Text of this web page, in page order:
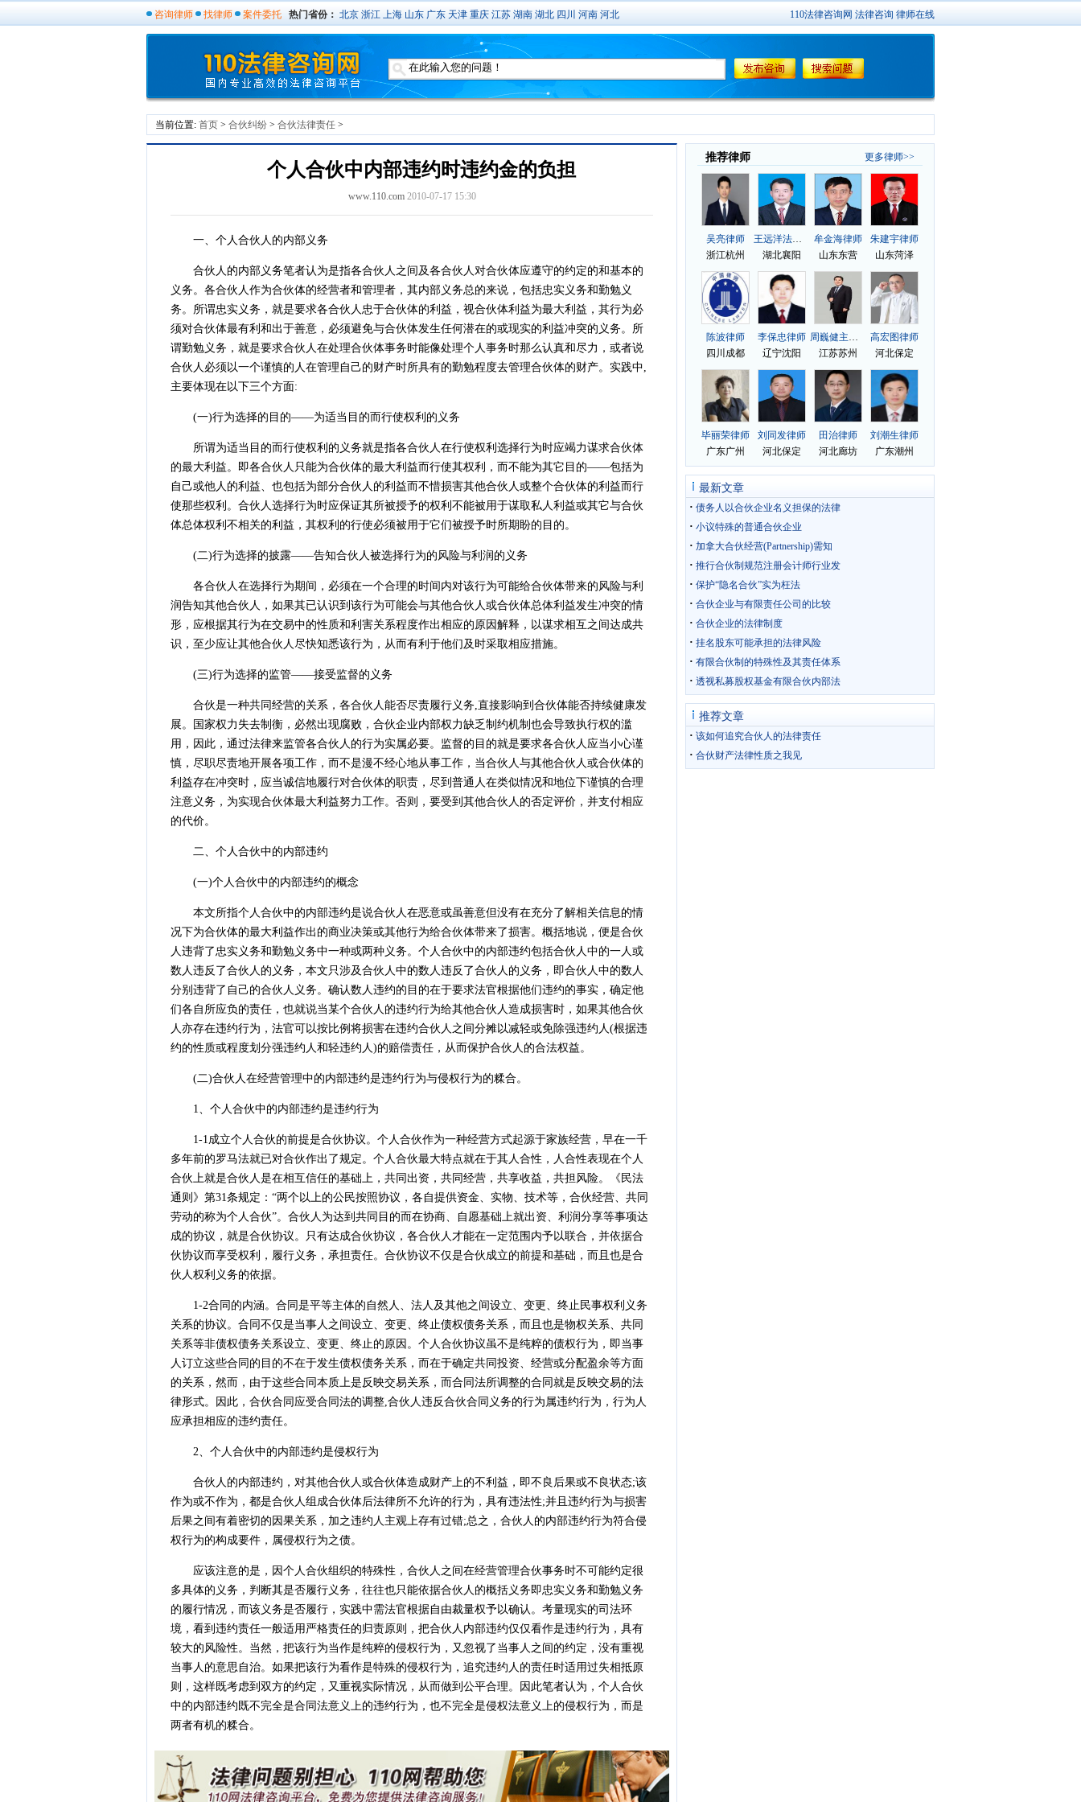
咨询律师 找律师 案件委托 热门省份： 北京 浙江 上海 山东 广东 天津 重庆 江苏 湖南 湖北 四川 河南 河北 110法律咨询网 法律咨询 律师在线
当前位置: 首页 > 合伙纠纷 > 合伙法律责任 >
个人合伙中内部违约时违约金的负担
www.110.com2010-07-17 15:30
一、个人合伙人的内部义务
合伙人的内部义务笔者认为是指各合伙人之间及各合伙人对合伙体应遵守的约定的和基本的
义务。各合伙人作为合伙体的经营者和管理者，其内部义务总的来说，包括忠实义务和勤勉义
务。所谓忠实义务，就是要求各合伙人忠于合伙体的利益，视合伙体利益为最大利益，其行为必
须对合伙体最有利和出于善意，必须避免与合伙体发生任何潜在的或现实的利益冲突的义务。所
谓勤勉义务，就是要求合伙人在处理合伙体事务时能像处理个人事务时那么认真和尽力，或者说
合伙人必须以一个谨慎的人在管理自己的财产时所具有的勤勉程度去管理合伙体的财产。实践中,
主要体现在以下三个方面:
(一)行为选择的目的——为适当目的而行使权利的义务
所谓为适当目的而行使权利的义务就是指各合伙人在行使权利选择行为时应竭力谋求合伙体
的最大利益。即各合伙人只能为合伙体的最大利益而行使其权利，而不能为其它目的——包括为
自己或他人的利益、也包括为部分合伙人的利益而不惜损害其他合伙人或整个合伙体的利益而行
使那些权利。合伙人选择行为时应保证其所被授予的权利不能被用于谋取私人利益或其它与合伙
体总体权利不相关的利益，其权利的行使必须被用于它们被授予时所期盼的目的。
(二)行为选择的披露——告知合伙人被选择行为的风险与利润的义务
各合伙人在选择行为期间，必须在一个合理的时间内对该行为可能给合伙体带来的风险与利
润告知其他合伙人，如果其已认识到该行为可能会与其他合伙人或合伙体总体利益发生冲突的情
形，应根据其行为在交易中的性质和利害关系程度作出相应的原因解释，以谋求相互之间达成共
识，至少应让其他合伙人尽快知悉该行为，从而有利于他们及时采取相应措施。
(三)行为选择的监管——接受监督的义务
合伙是一种共同经营的关系，各合伙人能否尽责履行义务,直接影响到合伙体能否持续健康发
展。国家权力失去制衡，必然出现腐败，合伙企业内部权力缺乏制约机制也会导致执行权的滥
用，因此，通过法律来监管各合伙人的行为实属必要。监督的目的就是要求各合伙人应当小心谨
慎，尽职尽责地开展各项工作，而不是漫不经心地从事工作，当合伙人与其他合伙人或合伙体的
利益存在冲突时，应当诚信地履行对合伙体的职责，尽到普通人在类似情况和地位下谨慎的合理
注意义务，为实现合伙体最大利益努力工作。否则，要受到其他合伙人的否定评价，并支付相应
的代价。
二、个人合伙中的内部违约
(一)个人合伙中的内部违约的概念
本文所指个人合伙中的内部违约是说合伙人在恶意或虽善意但没有在充分了解相关信息的情
况下为合伙体的最大利益作出的商业决策或其他行为给合伙体带来了损害。概括地说，便是合伙
人违背了忠实义务和勤勉义务中一种或两种义务。个人合伙中的内部违约包括合伙人中的一人或
数人违反了合伙人的义务，本文只涉及合伙人中的数人违反了合伙人的义务，即合伙人中的数人
分别违背了自己的合伙人义务。确认数人违约的目的在于要求法官根据他们违约的事实，确定他
们各自所应负的责任，也就说当某个合伙人的违约行为给其他合伙人造成损害时，如果其他合伙
人亦存在违约行为，法官可以按比例将损害在违约合伙人之间分摊以减轻或免除强违约人(根据违
约的性质或程度划分强违约人和轻违约人)的赔偿责任，从而保护合伙人的合法权益。
(二)合伙人在经营管理中的内部违约是违约行为与侵权行为的糅合。
1、个人合伙中的内部违约是违约行为
1-1成立个人合伙的前提是合伙协议。个人合伙作为一种经营方式起源于家族经营，早在一千
多年前的罗马法就已对合伙作出了规定。个人合伙最大特点就在于其人合性，人合性表现在个人
合伙上就是合伙人是在相互信任的基础上，共同出资，共同经营，共享收益，共担风险。《民法
通则》第31条规定：“两个以上的公民按照协议，各自提供资金、实物、技术等，合伙经营、共同
劳动的称为个人合伙”。合伙人为达到共同目的而在协商、自愿基础上就出资、利润分享等事项达
成的协议，就是合伙协议。只有达成合伙协议，各合伙人才能在一定范围内予以联合，并依据合
伙协议而享受权利，履行义务，承担责任。合伙协议不仅是合伙成立的前提和基础，而且也是合
伙人权利义务的依据。
1-2合同的内涵。合同是平等主体的自然人、法人及其他之间设立、变更、终止民事权利义务
关系的协议。合同不仅是当事人之间设立、变更、终止债权债务关系，而且也是物权关系、共同
关系等非债权债务关系设立、变更、终止的原因。个人合伙协议虽不是纯粹的债权行为，即当事
人订立这些合同的目的不在于发生债权债务关系，而在于确定共同投资、经营或分配盈余等方面
的关系，然而，由于这些合同本质上是反映交易关系，而合同法所调整的合同就是反映交易的法
律形式。因此，合伙合同应受合同法的调整,合伙人违反合伙合同义务的行为属违约行为，行为人
应承担相应的违约责任。
2、个人合伙中的内部违约是侵权行为
合伙人的内部违约，对其他合伙人或合伙体造成财产上的不利益，即不良后果或不良状态;该
作为或不作为，都是合伙人组成合伙体后法律所不允许的行为，具有违法性;并且违约行为与损害
后果之间有着密切的因果关系，加之违约人主观上存有过错;总之，合伙人的内部违约行为符合侵
权行为的构成要件，属侵权行为之债。
应该注意的是，因个人合伙组织的特殊性，合伙人之间在经营管理合伙事务时不可能约定很
多具体的义务，判断其是否履行义务，往往也只能依据合伙人的概括义务即忠实义务和勤勉义务
的履行情况，而该义务是否履行，实践中需法官根据自由裁量权予以确认。考量现实的司法环
境，看到违约责任一般适用严格责任的归责原则，把合伙人内部违约仅仅看作是违约行为，具有
较大的风险性。当然，把该行为当作是纯粹的侵权行为，又忽视了当事人之间的约定，没有重视
当事人的意思自治。如果把该行为看作是特殊的侵权行为，追究违约人的责任时适用过失相抵原
则，这样既考虑到双方的约定，又重视实际情况，从而做到公平合理。因此笔者认为，个人合伙
中的内部违约既不完全是合同法意义上的违约行为，也不完全是侵权法意义上的侵权行为，而是
两者有机的糅合。
最新文章
· 债务人以合伙企业名义担保的法律
· 小议特殊的普通合伙企业
· 加拿大合伙经营(Partnership)需知
· 推行合伙制规范注册会计师行业发
· 保护“隐名合伙”实为枉法
· 合伙企业与有限责任公司的比较
· 合伙企业的法律制度
· 挂名股东可能承担的法律风险
· 有限合伙制的特殊性及其责任体系
· 透视私募股权基金有限合伙内部法
推荐文章
· 该如何追究合伙人的法律责任
· 合伙财产法律性质之我见